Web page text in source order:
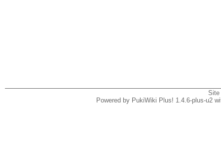
Powered by PukiWiki Plus! 1.4.6-plus-u2